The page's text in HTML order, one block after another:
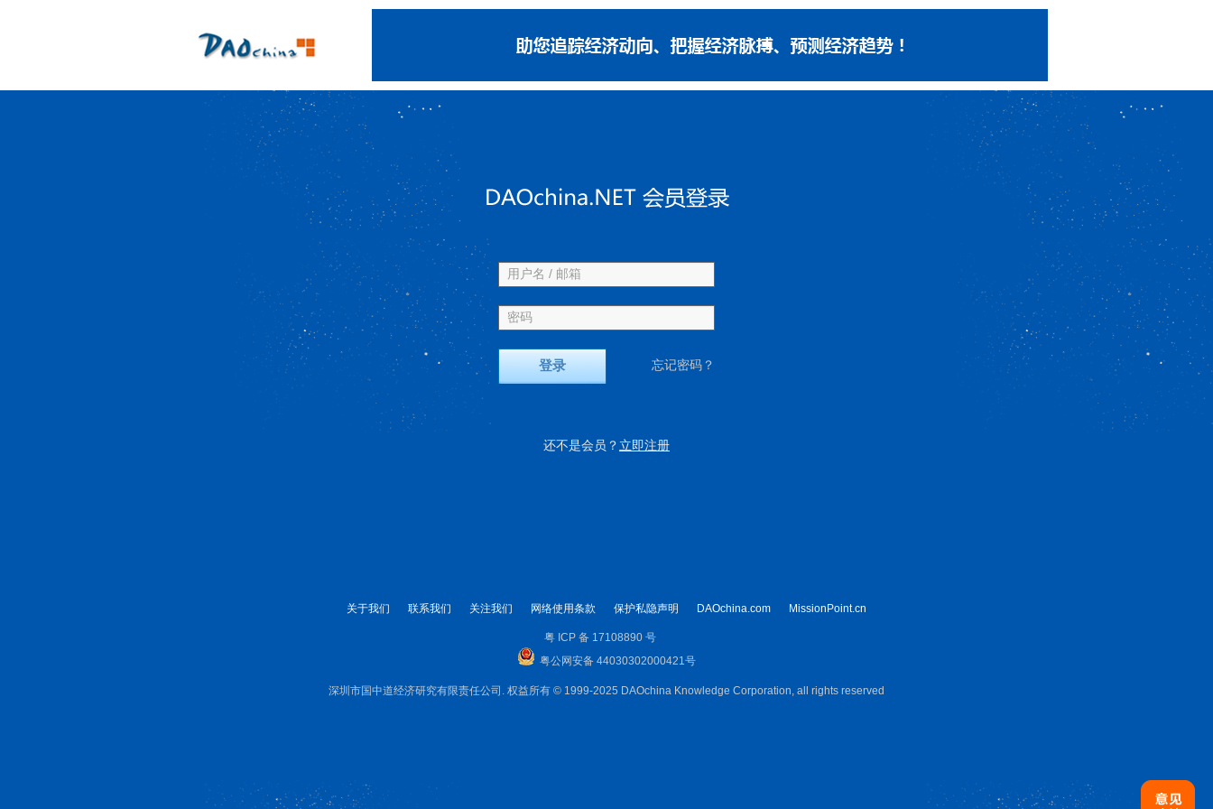
用户名 / 邮箱
密码
登录 忘记密码？
还不是会员？ 立即注册
关于我们 联系我们 关注我们 网络使用条款 保护私隐声明 DAOchina.com MissionPoint.cn
粤 ICP 备 17108890 号
粤公网安备 44030302000421号
深圳市国中道经济研究有限责任公司. 权益所有 © 1999-2025 DAOchina Knowledge Corporation, all rights reserved